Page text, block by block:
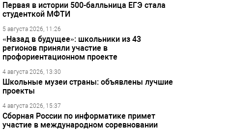
Первая в истории 500-балльница ЕГЭ стала
студенткой МФТИ
5 августа 2026, 11:26
«Назад в будущее»: школьники из 43
регионов приняли участие в
профориентационном проекте
4 августа 2026, 13:30
Школьные музеи страны: объявлены лучшие
проекты
4 августа 2026, 15:37
Сборная России по информатике примет
участие в международном соревновании